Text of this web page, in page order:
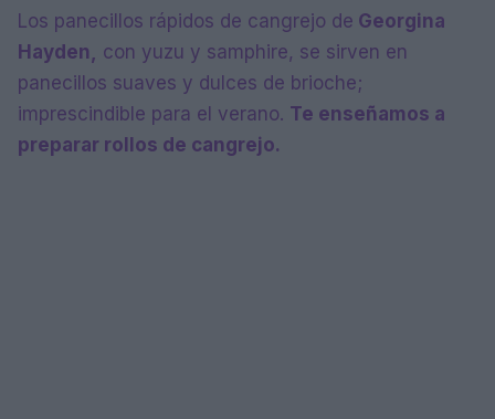
Los panecillos rápidos de cangrejo de Georgina
Hayden, con yuzu y samphire, se sirven en
panecillos suaves y dulces de brioche;
imprescindible para el verano. Te enseñamos a
preparar rollos de cangrejo.